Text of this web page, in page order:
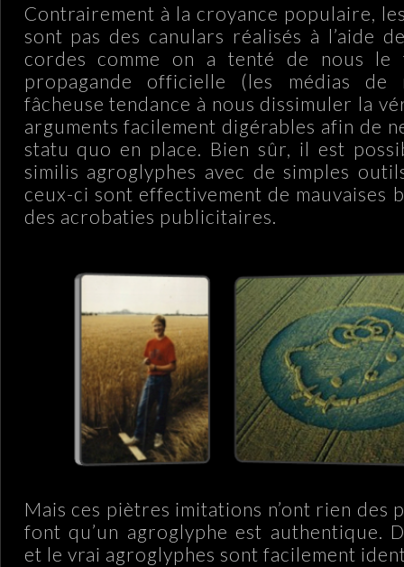
Contrairement à la croyance populaire,
sont pas des canulars réalisés à l’aide
cordes comme on a tenté de nous le
propagande officielle (les médias de
fâcheuse tendance à nous dissimuler la
arguments facilement digérables afin de
statu quo en place. Bien sûr, il est
similis agroglyphes avec de simples
ceux-ci sont effectivement de mauvaises
des acrobaties publicitaires.
Mais ces piètres imitations n’ont rien des
font qu’un agroglyphe est authentique.
et le vrai agroglyphes sont facilement